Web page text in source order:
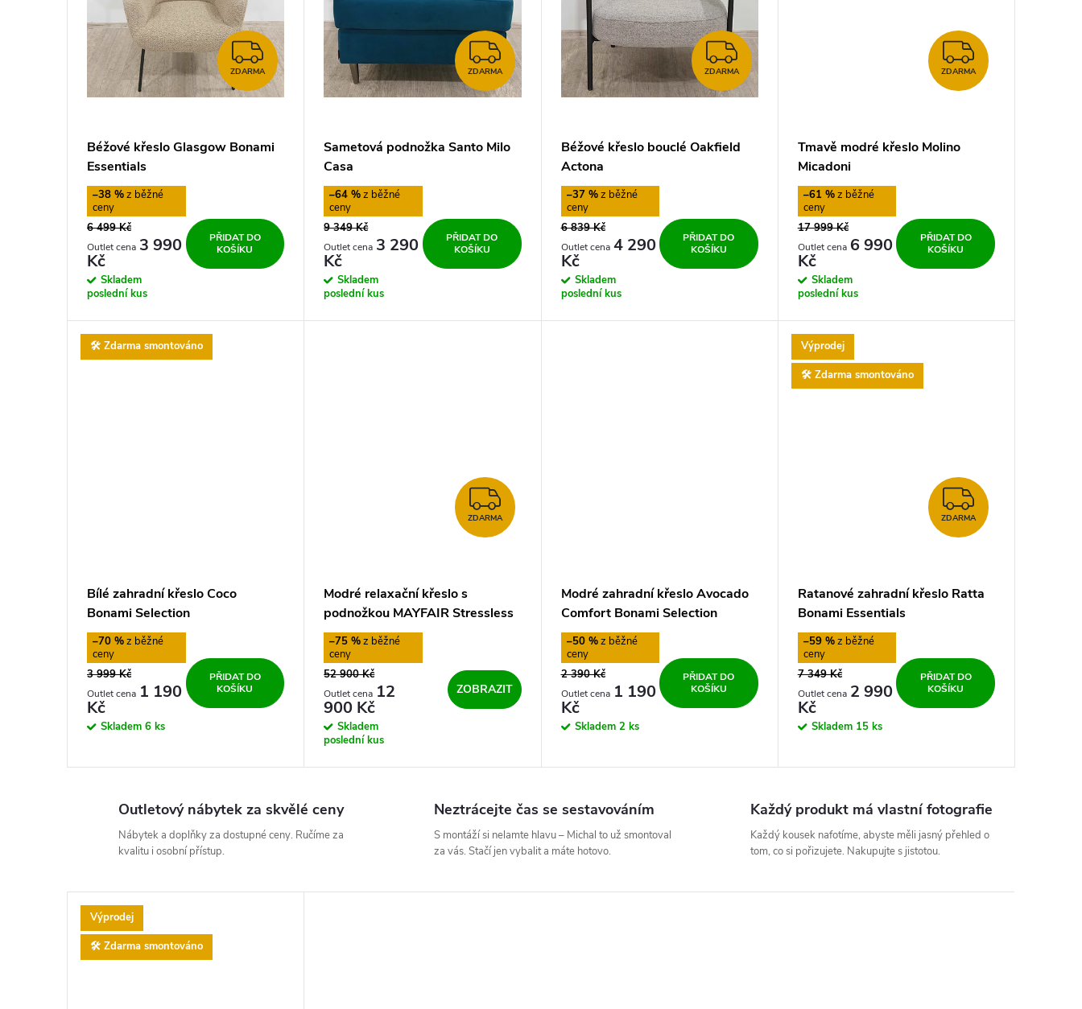
t
ZDARMA
ZDARMA
Béžové křeslo Glasgow Bonami
Essentials
–38 %
6 499 Kč
3 990
Kč
Skladem
poslední kus
PŘIDAT DO
KOŠÍKU
ZDARMA
ZDARMA
Sametová podnožka Santo Milo
Casa
–64 %
9 349 Kč
3 290
Kč
Skladem
poslední kus
PŘIDAT DO
KOŠÍKU
ZDARMA
ZDARMA
Béžové křeslo bouclé Oakfield
Actona
–37 %
6 839 Kč
4 290
Kč
Skladem
poslední kus
PŘIDAT DO
KOŠÍKU
ZDARMA
ZDARMA
Tmavě modré křeslo Molino
Micadoni
–61 %
17 999 Kč
6 990
Kč
Skladem
poslední kus
PŘIDAT DO
KOŠÍKU
🛠️ Zdarma smontováno
Bílé zahradní křeslo Coco
Bonami Selection
–70 %
3 999 Kč
1 190
Kč
Skladem 6 ks
PŘIDAT DO
KOŠÍKU
ZDARMA
ZDARMA
Modré relaxační křeslo s
podnožkou MAYFAIR Stressless
–75 %
52 900 Kč
12
900 Kč
Skladem
poslední kus
ZOBRAZIT
Modré zahradní křeslo Avocado
Comfort Bonami Selection
–50 %
2 390 Kč
1 190
Kč
Skladem 2 ks
PŘIDAT DO
KOŠÍKU
Výprodej
🛠️ Zdarma smontováno
ZDARMA
ZDARMA
Ratanové zahradní křeslo Ratta
Bonami Essentials
–59 %
7 349 Kč
2 990
Kč
Skladem 15 ks
PŘIDAT DO
KOŠÍKU
Outletový nábytek za skvělé ceny
Nábytek a doplňky za dostupné ceny. Ručíme za
kvalitu i osobní přístup.
Neztrácejte čas se sestavováním
S montáží si nelamte hlavu – Michal to už smontoval
za vás. Stačí jen vybalit a máte hotovo.
Každý produkt má vlastní fotografie
Každý kousek nafotíme, abyste měli jasný přehled o
tom, co si pořizujete. Nakupujte s jistotou.
Výprodej
🛠️ Zdarma smontováno